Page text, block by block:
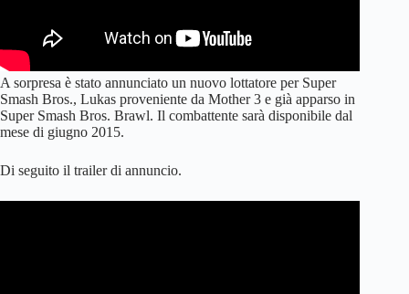
A sorpresa è stato annunciato un nuovo lottatore per Super
Smash Bros., Lukas proveniente da Mother 3 e già apparso in
Super Smash Bros. Brawl. Il combattente sarà disponibile dal
mese di giugno 2015.
Di seguito il trailer di annuncio.